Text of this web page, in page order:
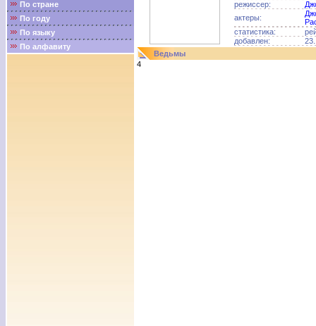
По стране
По году
По языку
По алфавиту
режиссер:
актеры:
статистика:
добавлен:
Ведьмы
4